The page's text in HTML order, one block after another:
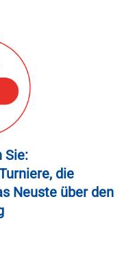
Sie:
die
Neuste über den
Club